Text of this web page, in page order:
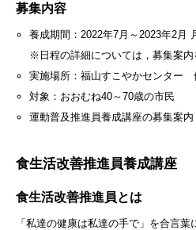
募集内容
養成期間：2022年7月～2023年2月
※日程の詳細については，募集案内
実施場所：福山すこやかセンター
対象：おおむね40～70歳の市民
運動普及推進員養成講座の募集案
食生活改善推進員養成講座
食生活改善推進員とは
「私達の健康は私達の手で」を合言